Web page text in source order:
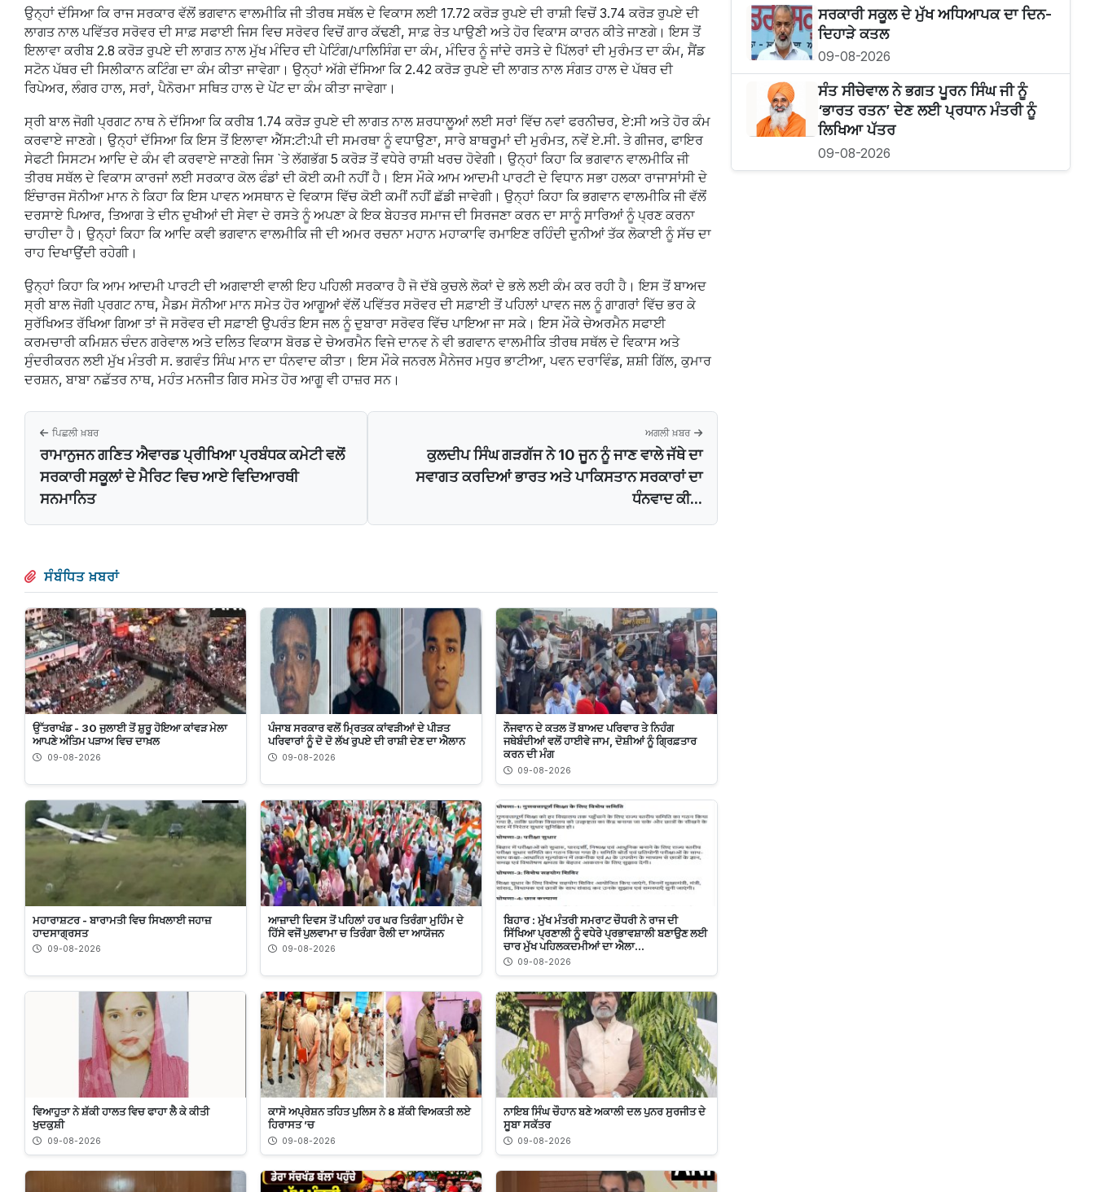
ਉਨ੍ਹਾਂ ਦੱਸਿਆ ਕਿ ਰਾਜ ਸਰਕਾਰ ਵੱਲੋਂ ਭਗਵਾਨ ਵਾਲਮੀਕਿ ਜੀ ਤੀਰਥ ਸਥੱਲ ਦੇ ਵਿਕਾਸ ਲਈ 17.72 ਕਰੋੜ ਰੁਪਏ ਦੀ ਰਾਸ਼ੀ ਵਿਚੋਂ 3.74 ਕਰੋੜ ਰੁਪਏ ਦੀ
ਲਾਗਤ ਨਾਲ ਪਵਿੱਤਰ ਸਰੋਵਰ ਦੀ ਸਾਫ਼ ਸਫਾਈ ਜਿਸ ਵਿਚ ਸਰੋਵਰ ਵਿਚੋਂ ਗਾਰ ਕੱਢਣੀ, ਸਾਫ਼ ਰੇਤ ਪਾਉਣੀ ਅਤੇ ਹੋਰ ਵਿਕਾਸ ਕਾਰਨ ਕੀਤੇ ਜਾਣਗੇ। ਇਸ ਤੋਂ
ਇਲਾਵਾ ਕਰੀਬ 2.8 ਕਰੋੜ ਰੁਪਏ ਦੀ ਲਾਗਤ ਨਾਲ ਮੁੱਖ ਮੰਦਿਰ ਦੀ ਪੇਟਿੰਗ/ਪਾਲਿਸਿੰਗ ਦਾ ਕੰਮ, ਮੰਦਿਰ ਨੂੰ ਜਾਂਦੇ ਰਸਤੇ ਦੇ ਪਿੱਲਰਾਂ ਦੀ ਮੁਰੰਮਤ ਦਾ ਕੰਮ, ਸੈਂਡ
ਸਟੋਨ ਪੱਥਰ ਦੀ ਸਿਲੀਕਾਨ ਕਟਿੰਗ ਦਾ ਕੰਮ ਕੀਤਾ ਜਾਵੇਗਾ। ਉਨ੍ਹਾਂ ਅੱਗੇ ਦੱਸਿਆ ਕਿ 2.42 ਕਰੋੜ ਰੁਪਏ ਦੀ ਲਾਗਤ ਨਾਲ ਸੰਗਤ ਹਾਲ ਦੇ ਪੱਥਰ ਦੀ
ਰਿਪੇਅਰ, ਲੰਗਰ ਹਾਲ, ਸਰਾਂ, ਪੈਨੋਰਮਾ ਸਥਿਤ ਹਾਲ ਦੇ ਪੇਂਟ ਦਾ ਕੰਮ ਕੀਤਾ ਜਾਵੇਗਾ।
ਸ੍ਰੀ ਬਾਲ ਜੋਗੀ ਪ੍ਰਗਟ ਨਾਥ ਨੇ ਦੱਸਿਆ ਕਿ ਕਰੀਬ 1.74 ਕਰੋੜ ਰੁਪਏ ਦੀ ਲਾਗਤ ਨਾਲ ਸ਼ਰਧਾਲੂਆਂ ਲਈ ਸਰਾਂ ਵਿੱਚ ਨਵਾਂ ਫਰਨੀਚਰ, ਏ:ਸੀ ਅਤੇ ਹੋਰ ਕੰਮ
ਕਰਵਾਏ ਜਾਣਗੇ। ਉਨ੍ਹਾਂ ਦੱਸਿਆ ਕਿ ਇਸ ਤੋਂ ਇਲਾਵਾ ਐੱਸ:ਟੀ:ਪੀ ਦੀ ਸਮਰਥਾ ਨੂੰ ਵਧਾਉਣਾ, ਸਾਰੇ ਬਾਥਰੂਮਾਂ ਦੀ ਮੁਰੰਮਤ, ਨਵੇਂ ਏ.ਸੀ. ਤੇ ਗੀਜਰ, ਫਾਇਰ
ਸੇਫਟੀ ਸਿਸਟਮ ਆਦਿ ਦੇ ਕੰਮ ਵੀ ਕਰਵਾਏ ਜਾਣਗੇ ਜਿਸ `ਤੇ ਲੱਗਭੱਗ 5 ਕਰੋੜ ਤੋਂ ਵਧੇਰੇ ਰਾਸ਼ੀ ਖਰਚ ਹੋਵੇਗੀ। ਉਨ੍ਹਾਂ ਕਿਹਾ ਕਿ ਭਗਵਾਨ ਵਾਲਮੀਕਿ ਜੀ
ਤੀਰਥ ਸਥੱਲ ਦੇ ਵਿਕਾਸ ਕਾਰਜਾਂ ਲਈ ਸਰਕਾਰ ਕੋਲ ਫੰਡਾਂ ਦੀ ਕੋਈ ਕਮੀ ਨਹੀਂ ਹੈ। ਇਸ ਮੌਕੇ ਆਮ ਆਦਮੀ ਪਾਰਟੀ ਦੇ ਵਿਧਾਨ ਸਭਾ ਹਲਕਾ ਰਾਜਾਸਾਂਸੀ ਦੇ
ਇੰਚਾਰਜ ਸੋਨੀਆ ਮਾਨ ਨੇ ਕਿਹਾ ਕਿ ਇਸ ਪਾਵਨ ਅਸਥਾਨ ਦੇ ਵਿਕਾਸ ਵਿੱਚ ਕੋਈ ਕਮੀਂ ਨਹੀਂ ਛੱਡੀ ਜਾਵੇਗੀ। ਉਨ੍ਹਾਂ ਕਿਹਾ ਕਿ ਭਗਵਾਨ ਵਾਲਮੀਕਿ ਜੀ ਵੱਲੋਂ
ਦਰਸਾਏ ਪਿਆਰ, ਤਿਆਗ ਤੇ ਦੀਨ ਦੁਖੀਆਂ ਦੀ ਸੇਵਾ ਦੇ ਰਸਤੇ ਨੂੰ ਅਪਣਾ ਕੇ ਇਕ ਬੇਹਤਰ ਸਮਾਜ ਦੀ ਸਿਰਜਣਾ ਕਰਨ ਦਾ ਸਾਨੂੰ ਸਾਰਿਆਂ ਨੂੰ ਪ੍ਰਣ ਕਰਨਾ
ਚਾਹੀਦਾ ਹੈ। ਉਨ੍ਹਾਂ ਕਿਹਾ ਕਿ ਆਦਿ ਕਵੀ ਭਗਵਾਨ ਵਾਲਮੀਕਿ ਜੀ ਦੀ ਅਮਰ ਰਚਨਾ ਮਹਾਨ ਮਹਾਕਾਵਿ ਰਮਾਇਣ ਰਹਿੰਦੀ ਦੁਨੀਆਂ ਤੱਕ ਲੋਕਾਈ ਨੂੰ ਸੱਚ ਦਾ
ਰਾਹ ਦਿਖਾਉਂਦੀ ਰਹੇਗੀ।
ਉਨ੍ਹਾਂ ਕਿਹਾ ਕਿ ਆਮ ਆਦਮੀ ਪਾਰਟੀ ਦੀ ਅਗਵਾਈ ਵਾਲੀ ਇਹ ਪਹਿਲੀ ਸਰਕਾਰ ਹੈ ਜੋ ਦੱਬੇ ਕੁਚਲੇ ਲੋਕਾਂ ਦੇ ਭਲੇ ਲਈ ਕੰਮ ਕਰ ਰਹੀ ਹੈ। ਇਸ ਤੋਂ ਬਾਅਦ
ਸ੍ਰੀ ਬਾਲ ਜੋਗੀ ਪ੍ਰਗਟ ਨਾਥ, ਮੈਡਮ ਸੋਨੀਆ ਮਾਨ ਸਮੇਤ ਹੋਰ ਆਗੂਆਂ ਵੱਲੋਂ ਪਵਿੱਤਰ ਸਰੋਵਰ ਦੀ ਸਫ਼ਾਈ ਤੋਂ ਪਹਿਲਾਂ ਪਾਵਨ ਜਲ ਨੂੰ ਗਾਗਰਾਂ ਵਿੱਚ ਭਰ ਕੇ
ਸੁਰੱਖਿਅਤ ਰੱਖਿਆ ਗਿਆ ਤਾਂ ਜੋ ਸਰੋਵਰ ਦੀ ਸਫ਼ਾਈ ਉਪਰੰਤ ਇਸ ਜਲ ਨੂੰ ਦੁਬਾਰਾ ਸਰੋਵਰ ਵਿੱਚ ਪਾਇਆ ਜਾ ਸਕੇ। ਇਸ ਮੌਕੇ ਚੇਅਰਮੈਨ ਸਫਾਈ
ਕਰਮਚਾਰੀ ਕਮਿਸ਼ਨ ਚੰਦਨ ਗਰੇਵਾਲ ਅਤੇ ਦਲਿਤ ਵਿਕਾਸ ਬੋਰਡ ਦੇ ਚੇਅਰਮੈਨ ਵਿਜੇ ਦਾਨਵ ਨੇ ਵੀ ਭਗਵਾਨ ਵਾਲਮੀਕਿ ਤੀਰਥ ਸਥੱਲ ਦੇ ਵਿਕਾਸ ਅਤੇ
ਸੁੰਦਰੀਕਰਨ ਲਈ ਮੁੱਖ ਮੰਤਰੀ ਸ. ਭਗਵੰਤ ਸਿੰਘ ਮਾਨ ਦਾ ਧੰਨਵਾਦ ਕੀਤਾ। ਇਸ ਮੌਕੇ ਜਨਰਲ ਮੈਨੇਜਰ ਮਧੁਰ ਭਾਟੀਆ, ਪਵਨ ਦਰਾਵਿੰਡ, ਸ਼ਸ਼ੀ ਗਿੱਲ, ਕੁਮਾਰ
ਦਰਸ਼ਨ, ਬਾਬਾ ਨਛੱਤਰ ਨਾਥ, ਮਹੰਤ ਮਨਜੀਤ ਗਿਰ ਸਮੇਤ ਹੋਰ ਆਗੂ ਵੀ ਹਾਜ਼ਰ ਸਨ।
ਪਿਛਲੀ ਖ਼ਬਰ
ਰਾਮਾਨੁਜਨ ਗਣਿਤ ਐਵਾਰਡ ਪ੍ਰੀਖਿਆ ਪ੍ਰਬੰਧਕ ਕਮੇਟੀ ਵਲੋਂ
ਸਰਕਾਰੀ ਸਕੂਲਾਂ ਦੇ ਮੈਰਿਟ ਵਿਚ ਆਏ ਵਿਦਿਆਰਥੀ
ਸਨਮਾਨਿਤ
ਅਗਲੀ ਖ਼ਬਰ
ਕੁਲਦੀਪ ਸਿੰਘ ਗੜਗੱਜ ਨੇ 10 ਜੂਨ ਨੂੰ ਜਾਣ ਵਾਲੇ ਜੱਥੇ ਦਾ
ਸਵਾਗਤ ਕਰਦਿਆਂ ਭਾਰਤ ਅਤੇ ਪਾਕਿਸਤਾਨ ਸਰਕਾਰਾਂ ਦਾ
ਧੰਨਵਾਦ ਕੀ...
ਸੰਬੰਧਿਤ ਖ਼ਬਰਾਂ
ਉੱਤਰਾਖੰਡ - 30 ਜੁਲਾਈ ਤੋਂ ਸ਼ੁਰੂ ਹੋਇਆ ਕਾਂਵੜ ਮੇਲਾ
ਆਪਣੇ ਅੰਤਿਮ ਪੜਾਅ ਵਿਚ ਦਾਖ਼ਲ
09-08-2026
ਪੰਜਾਬ ਸਰਕਾਰ ਵਲੋਂ ਮ੍ਰਿਤਕ ਕਾਂਵੜੀਆਂ ਦੇ ਪੀੜਤ
ਪਰਿਵਾਰਾਂ ਨੂੰ ਦੋ ਦੋ ਲੱਖ ਰੁਪਏ ਦੀ ਰਾਸ਼ੀ ਦੇਣ ਦਾ ਐਲਾਨ
09-08-2026
ਨੌਜਵਾਨ ਦੇ ਕਤਲ ਤੋਂ ਬਾਅਦ ਪਰਿਵਾਰ ਤੇ ਨਿਹੰਗ
ਜਥੇਬੰਦੀਆਂ ਵਲੋਂ ਹਾਈਵੇ ਜਾਮ, ਦੋਸ਼ੀਆਂ ਨੂੰ ਗ੍ਰਿਫ਼ਤਾਰ
ਕਰਨ ਦੀ ਮੰਗ
09-08-2026
ਮਹਾਰਾਸ਼ਟਰ - ਬਾਰਾਮਤੀ ਵਿਚ ਸਿਖਲਾਈ ਜਹਾਜ਼
ਹਾਦਸਾਗ੍ਰਸਤ
09-08-2026
ਆਜ਼ਾਦੀ ਦਿਵਸ ਤੋਂ ਪਹਿਲਾਂ ਹਰ ਘਰ ਤਿਰੰਗਾ ਮੁਹਿੰਮ ਦੇ
ਹਿੱਸੇ ਵਜੋਂ ਪੁਲਵਾਮਾ ਚ ਤਿਰੰਗਾ ਰੈਲੀ ਦਾ ਆਯੋਜਨ
09-08-2026
ਬਿਹਾਰ : ਮੁੱਖ ਮੰਤਰੀ ਸਮਰਾਟ ਚੌਧਰੀ ਨੇ ਰਾਜ ਦੀ
ਸਿੱਖਿਆ ਪ੍ਰਣਾਲੀ ਨੂੰ ਵਧੇਰੇ ਪ੍ਰਭਾਵਸ਼ਾਲੀ ਬਣਾਉਣ ਲਈ
ਚਾਰ ਮੁੱਖ ਪਹਿਲਕਦਮੀਆਂ ਦਾ ਐਲਾ...
09-08-2026
ਵਿਆਹੁਤਾ ਨੇ ਸ਼ੱਕੀ ਹਾਲਤ ਵਿਚ ਫਾਹਾ ਲੈ ਕੇ ਕੀਤੀ
ਖੁਦਕੁਸ਼ੀ
09-08-2026
ਕਾਸੋ ਅਪ੍ਰੇਸ਼ਨ ਤਹਿਤ ਪੁਲਿਸ ਨੇ 8 ਸ਼ੱਕੀ ਵਿਅਕਤੀ ਲਏ
ਹਿਰਾਸਤ ’ਚ
09-08-2026
ਨਾਇਬ ਸਿੰਘ ਚੌਹਾਨ ਬਣੇ ਅਕਾਲੀ ਦਲ ਪੁਨਰ ਸੁਰਜੀਤ ਦੇ
ਸੂਬਾ ਸਕੱਤਰ
09-08-2026
ਸਰਕਾਰੀ ਸਕੂਲ ਦੇ ਮੁੱਖ ਅਧਿਆਪਕ ਦਾ ਦਿਨ-
ਦਿਹਾੜੇ ਕਤਲ
09-08-2026
ਸੰਤ ਸੀਚੇਵਾਲ ਨੇ ਭਗਤ ਪੂਰਨ ਸਿੰਘ ਜੀ ਨੂੰ
‘ਭਾਰਤ ਰਤਨ’ ਦੇਣ ਲਈ ਪ੍ਰਧਾਨ ਮੰਤਰੀ ਨੂੰ
ਲਿਖਿਆ ਪੱਤਰ
09-08-2026